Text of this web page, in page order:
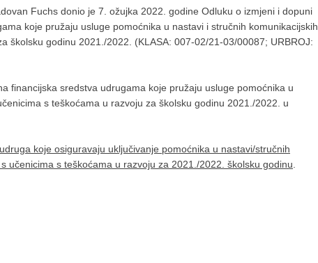
Fuchs donio je 7. ožujka 2022. godine Odluku o izmjeni i dopuni
koje pružaju usluge pomoćnika u nastavi i stručnih komunikacijskih
školsku godinu 2021./2022. (KLASA: 007-02/21-03/00087; URBROJ:
financijska sredstva udrugama koje pružaju usluge pomoćnika u
s teškoćama u razvoju za školsku godinu 2021./2022. u
koje osiguravaju uključivanje pomoćnika u nastavi/stručnih
učenicima s teškoćama u razvoju za 2021./2022. školsku godinu